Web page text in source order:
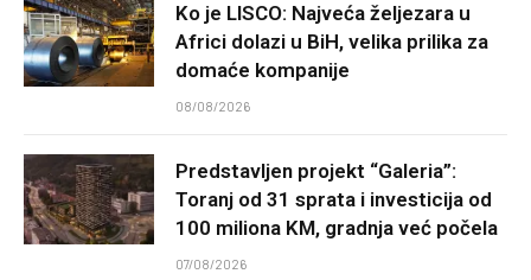
Ko je LISCO: Najveća željezara u
Africi dolazi u BiH, velika prilika za
domaće kompanije
08/08/2026
Predstavljen projekt “Galeria”:
Toranj od 31 sprata i investicija od
100 miliona KM, gradnja već počela
07/08/2026